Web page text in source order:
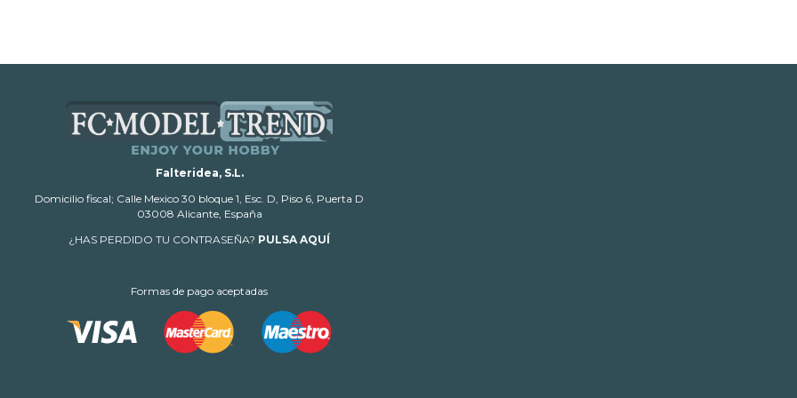
Falteridea, S.L.
Domicilio fiscal; Calle Mexico 30 bloque 1, Esc. D, Piso 6, Puerta D
03008 Alicante, España
¿HAS PERDIDO TU CONTRASEÑA? PULSA AQUÍ
Formas de pago aceptadas